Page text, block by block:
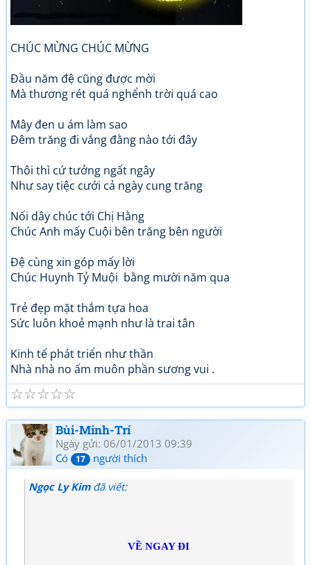
CHÚC MỪNG CHÚC MỪNG
Đầu năm đệ cũng được mời
Mà thương rét quá nghểnh trời quá cao
Mây đen u ám làm sao
Đêm trăng đi vắng đằng nào tới đây
Thôi thì cứ tưởng ngất ngây
Như say tiệc cưới cả ngày cung trăng
Nối dây chúc tới Chị Hằng
Chúc Anh mấy Cuội bên trăng bên người
Đệ cùng xin góp mấy lời
Chúc Huynh Tỷ Muội bằng mười năm qua
Trẻ đẹp mặt thắm tựa hoa
Sức luôn khoẻ mạnh như là trai tân
Kinh tế phát triển như thần
Nhà nhà no ấm muôn phần sương vui .
☆
☆
☆
☆
☆
Bùi-Minh-Trí
Ngày gửi: 06/01/2013 09:39
Có
17 người thích
Ngọc Ly Kimđã viết:
VỀ NGAY ĐI